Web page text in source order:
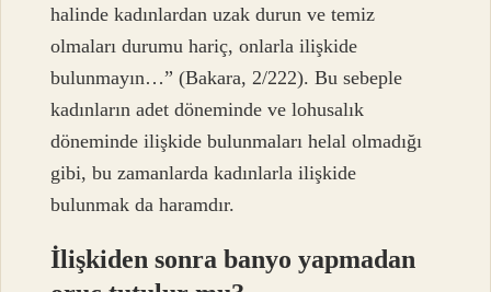
halinde kadınlardan uzak durun ve temiz
olmaları durumu hariç, onlarla ilişkide
bulunmayın…” (Bakara, 2/222). Bu sebeple
kadınların adet döneminde ve lohusalık
döneminde ilişkide bulunmaları helal olmadığı
gibi, bu zamanlarda kadınlarla ilişkide
bulunmak da haramdır.
İlişkiden sonra banyo yapmadan